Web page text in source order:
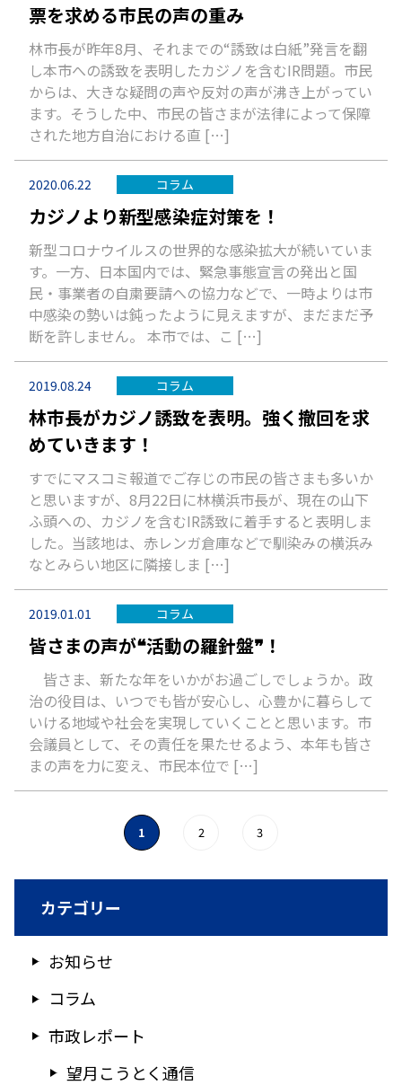
票を求める市民の声の重み
林市長が昨年8月、それまでの“誘致は白紙”発言を翻
し本市への誘致を表明したカジノを含むIR問題。市民
からは、大きな疑問の声や反対の声が沸き上がってい
ます。そうした中、市民の皆さまが法律によって保障
された地方自治における直 […]
2020.06.22 コラム
カジノより新型感染症対策を！
新型コロナウイルスの世界的な感染拡大が続いていま
す。一方、日本国内では、緊急事態宣言の発出と国
民・事業者の自粛要請への協力などで、一時よりは市
中感染の勢いは鈍ったように見えますが、まだまだ予
断を許しません。 本市では、こ […]
2019.08.24 コラム
林市長がカジノ誘致を表明。強く撤回を求
めていきます！
すでにマスコミ報道でご存じの市民の皆さまも多いか
と思いますが、8月22日に林横浜市長が、現在の山下
ふ頭への、カジノを含むIR誘致に着手すると表明しま
した。当該地は、赤レンガ倉庫などで馴染みの横浜み
なとみらい地区に隣接しま […]
2019.01.01 コラム
皆さまの声が❝活動の羅針盤❞！
皆さま、新たな年をいかがお過ごしでしょうか。政
治の役目は、いつでも皆が安心し、心豊かに暮らして
いける地域や社会を実現していくことと思います。市
会議員として、その責任を果たせるよう、本年も皆さ
まの声を力に変え、市民本位で […]
1 2 3
カテゴリー
お知らせ
コラム
市政レポート
望月こうとく通信